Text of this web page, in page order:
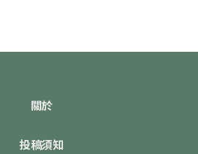
關於
投稿須知